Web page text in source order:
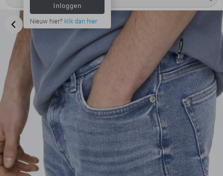
Inloggen
Nieuw hier? klik dan hier